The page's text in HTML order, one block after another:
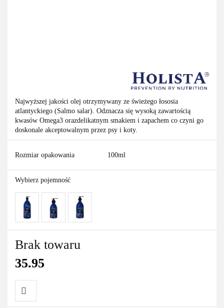
Najwyższej jakości olej otrzymywany ze świeżego łososia
atlantyckiego (Salmo salar). Odznacza się wysoką zawartością
kwasów Omega3 orazdelikatnym smakiem i zapachem co czyni go
doskonale akceptowalnym przez psy i koty.
Rozmiar opakowania 100ml
Wybierz pojemność
Brak towaru
35.95